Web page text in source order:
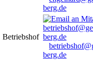
berg.de
Betriebshof
berg.de